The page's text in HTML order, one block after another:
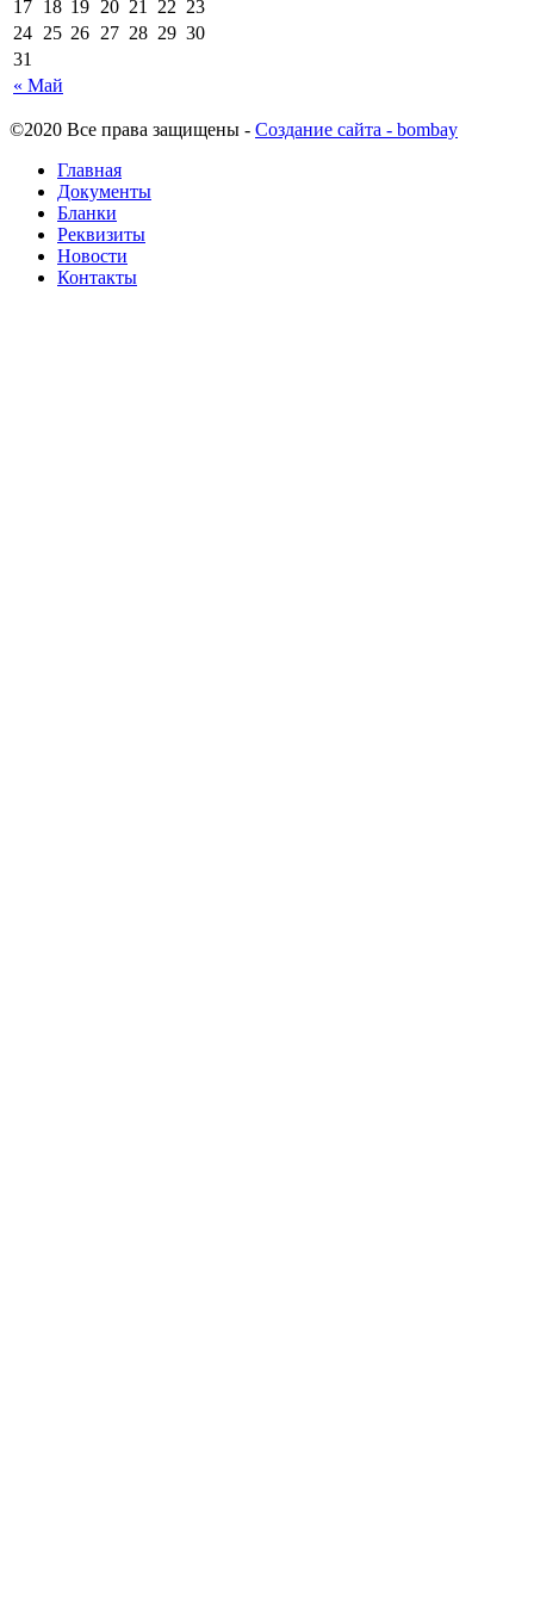
« Май
17 18 19 20 21 22 23
24 25 26 27 28 29 30
31
©2020 Все права защищены - Создание сайта - bombay
Главная
Документы
Бланки
Реквизиты
Новости
Контакты